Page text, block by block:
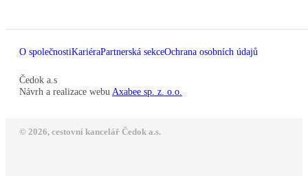
O společnostiKariéraPartnerská sekceOchrana osobních údajů
Čedok a.s
Návrh a realizace webu Axabee sp. z. o.o.
© 2026, cestovní kancelář Čedok a.s.